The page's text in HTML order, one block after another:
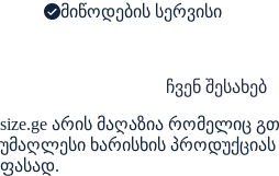
მიწოდების სერვისი
ჩვენ შესახებ
size.ge არის მაღაზია რომელიც
უმაღლესი ხარისხის პროდუქციას
ფასად.